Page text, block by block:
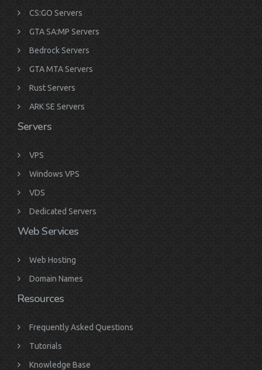
CS:GO Servers
GTA SA:MP Servers
Bedrock Servers
GTA MTA Servers
Rust Servers
ARK SE Servers
Servers
VPS
Windows VPS
VDS
Dedicated Servers
Web Services
Web Hosting
Domain Names
Resources
Frequently Asked Questions
Tutorials
Knowledge Base